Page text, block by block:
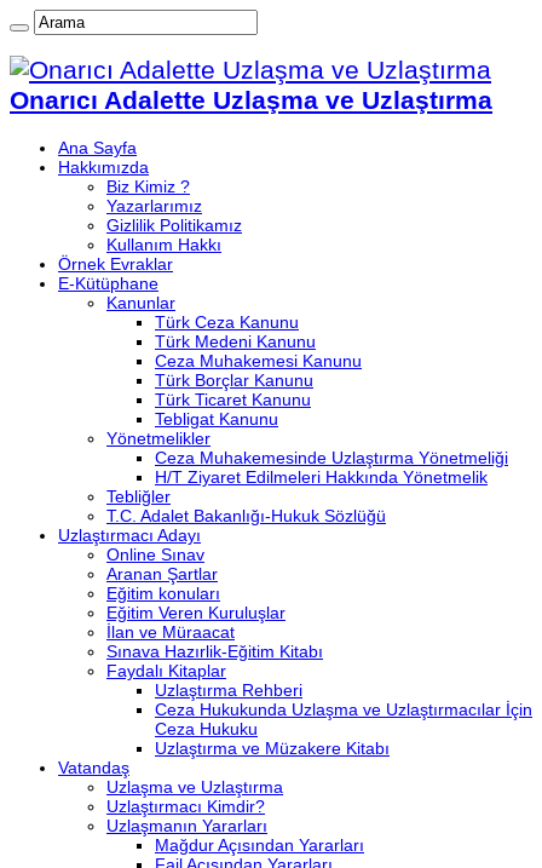
Onarıcı Adalette Uzlaşma ve Uzlaştırma
Ana Sayfa
Hakkımızda
Biz Kimiz ?
Yazarlarımız
Gizlilik Politikamız
Kullanım Hakkı
Örnek Evraklar
E-Kütüphane
Kanunlar
Türk Ceza Kanunu
Türk Medeni Kanunu
Ceza Muhakemesi Kanunu
Türk Borçlar Kanunu
Türk Ticaret Kanunu
Tebligat Kanunu
Yönetmelikler
Ceza Muhakemesinde Uzlaştırma Yönetmeliği
H/T Ziyaret Edilmeleri Hakkında Yönetmelik
Tebliğler
T.C. Adalet Bakanlığı-Hukuk Sözlüğü
Uzlaştırmacı Adayı
Online Sınav
Aranan Şartlar
Eğitim konuları
Eğitim Veren Kuruluşlar
İlan ve Müraacat
Sınava Hazırlik-Eğitim Kitabı
Faydalı Kitaplar
Uzlaştırma Rehberi
Ceza Hukukunda Uzlaşma ve Uzlaştırmacılar İçin
Ceza Hukuku
Uzlaştırma ve Müzakere Kitabı
Vatandaş
Uzlaşma ve Uzlaştırma
Uzlaştırmacı Kimdir?
Uzlaşmanın Yararları
Mağdur Açısından Yararları